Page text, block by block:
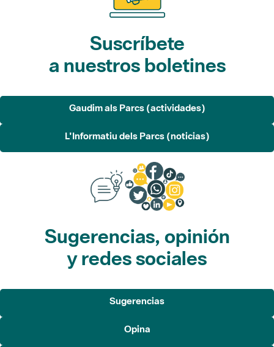
Suscríbete
a nuestros boletines
Gaudim als Parcs (actividades)
L'Informatiu dels Parcs (noticias)
Sugerencias, opinión
y redes sociales
Sugerencias
Opina